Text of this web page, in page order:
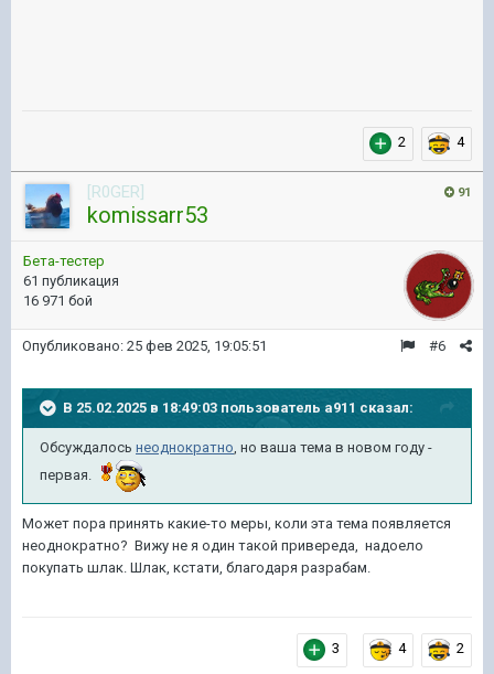
2 4
91
[R0GER]
komissarr53
Бета-тестер
61 публикация
16 971 бой
#6
Опубликовано: 25 фев 2025, 19:05:51
В 25.02.2025 в 18:49:03 пользователь a911 сказал:
Обсуждалось неоднократно , но ваша тема в новом году -
первая.
Может пора принять какие-то меры, коли эта тема появляется
неоднократно? Вижу не я один такой привереда, надоело
покупать шлак. Шлак, кстати, благодаря разрабам.
3 4 2